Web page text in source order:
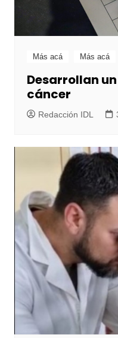
Más acá Más acá
Desarrollan
cáncer
Redacción IDL